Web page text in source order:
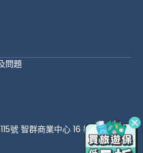
問題
號 智群商業中心 16 樓